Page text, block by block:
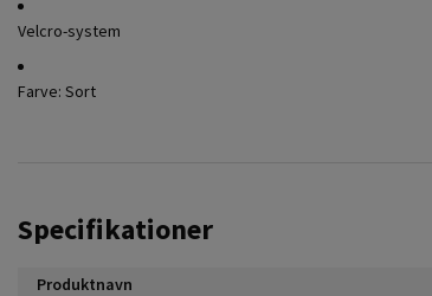
Velcro-system
Farve: Sort
Specifikationer
Produktnavn